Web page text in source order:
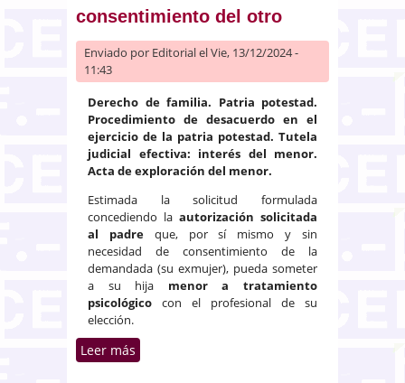
consentimiento del otro
Enviado por Editorialel Vie, 13/12/2024 -
11:43
Derecho de familia. Patria potestad.
Procedimiento de desacuerdo en el
ejercicio de la patria potestad. Tutela
judicial efectiva: interés del menor.
Acta de exploración del menor.
Estimada la solicitud formulada
concediendo la autorización solicitada
al padreque, por sí mismo y sin
necesidad de consentimiento de la
demandada (su exmujer), pueda someter
a su hija menor a tratamiento
psicológico con el profesional de su
elección.
Leer más